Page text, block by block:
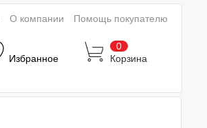
Избранное
0
Корзина
О компании Помощь покупателю